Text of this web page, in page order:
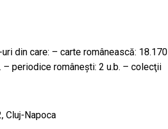
din care: – carte românească: 18.170
– periodice româneşti: 2 u.b. – colecţii
Cluj-Napoca